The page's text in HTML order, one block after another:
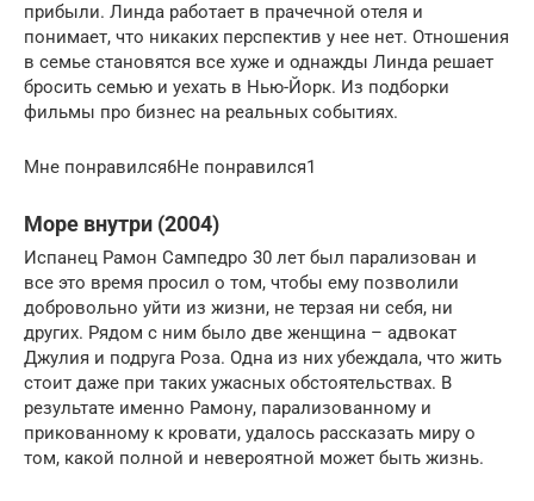
прибыли. Линда работает в прачечной отеля и
понимает, что никаких перспектив у нее нет. Отношения
в семье становятся все хуже и однажды Линда решает
бросить семью и уехать в Нью-Йорк. Из подборки
фильмы про бизнес на реальных событиях.
Мне понравился6Не понравился1
Море внутри (2004)
Испанец Рамон Сампедро 30 лет был парализован и
все это время просил о том, чтобы ему позволили
добровольно уйти из жизни, не терзая ни себя, ни
других. Рядом с ним было две женщина – адвокат
Джулия и подруга Роза. Одна из них убеждала, что жить
стоит даже при таких ужасных обстоятельствах. В
результате именно Рамону, парализованному и
прикованному к кровати, удалось рассказать миру о
том, какой полной и невероятной может быть жизнь.